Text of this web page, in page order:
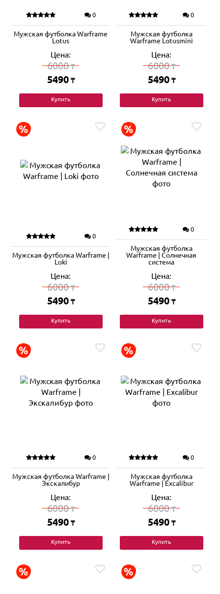
0
Мужская футболка Warframe
Lotus
Цена:
6000₸
5490 ₸
Купить
0
Мужская футболка
Warframe Lotusmini
Цена:
6000₸
5490 ₸
Купить
0
Мужская футболка Warframe |
Loki
Цена:
6000₸
5490 ₸
Купить
0
Мужская футболка
Warframe | Солнечная
система
Цена:
6000₸
5490 ₸
Купить
0
Мужская футболка Warframe |
Экскалибур
Цена:
6000₸
5490 ₸
Купить
0
Мужская футболка
Warframe | Excalibur
Цена:
6000₸
5490 ₸
Купить